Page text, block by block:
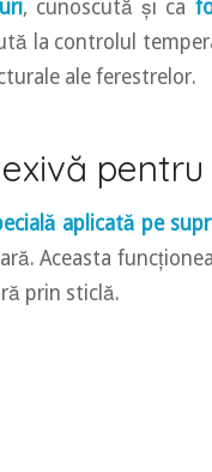
, cunoscută și ca
la controlul
ale ferestrelor.
aplicată pe
Aceasta
prin sticlă.